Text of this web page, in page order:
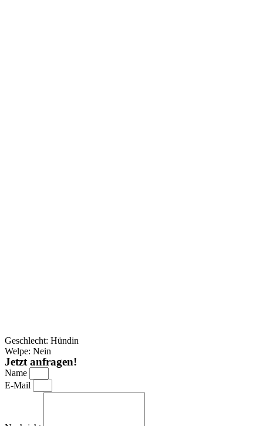
Geschlecht: Hündin
Welpe: Nein
Jetzt anfragen!
Name
E-Mail